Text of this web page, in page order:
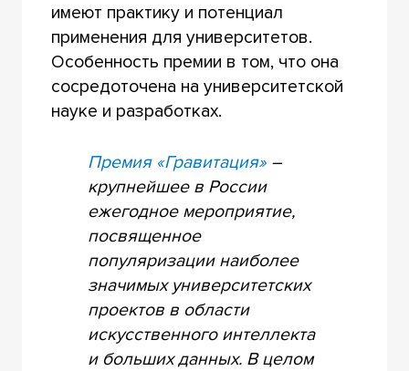
имеют практику и потенциал
применения для университетов.
Особенность премии в том, что она
сосредоточена на университетской
науке и разработках.
Премия «Гравитация»–
крупнейшее в России
ежегодное мероприятие,
посвященное
популяризации наиболее
значимых университетских
проектов в области
искусственного интеллекта
и больших данных. В целом